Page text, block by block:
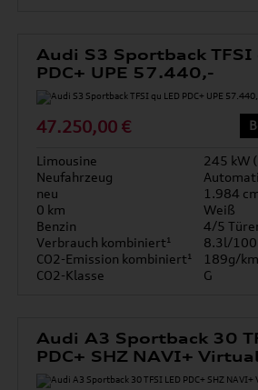
Audi S3 Sportback TFSI
PDC+ UPE 57.440,-
47.250,00 €
Limousine
245 kW
Neufahrzeug
neu
1.984
0 km
Weiß
Benzin
4/5
Verbrauch kombiniert¹
8.3l/100
CO2-Emission kombiniert¹
189g/km
CO2-Klasse
G
Audi A3 Sportback 30
PDC+ SHZ NAVI+